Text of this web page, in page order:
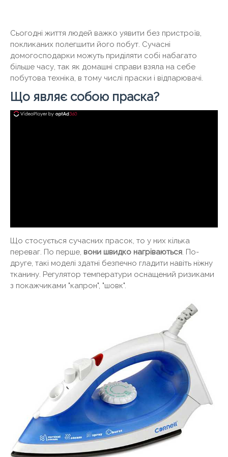
Сьогодні життя людей важко уявити без пристроїв,
покликаних полегшити його побут. Сучасні
домогосподарки можуть приділяти собі набагато
більше часу, так як домашні справи взяла на себе
побутова техніка, в тому числі праски і відпарювачі.
Що являє собою праска?
Що стосується сучасних прасок, то у них кілька
переваг. По перше, вони швидко нагріваються . По-
друге, такі моделі здатні безпечно гладити навіть ніжну
тканину. Регулятор температури оснащений ризиками
з покажчиками "капрон", "шовк".